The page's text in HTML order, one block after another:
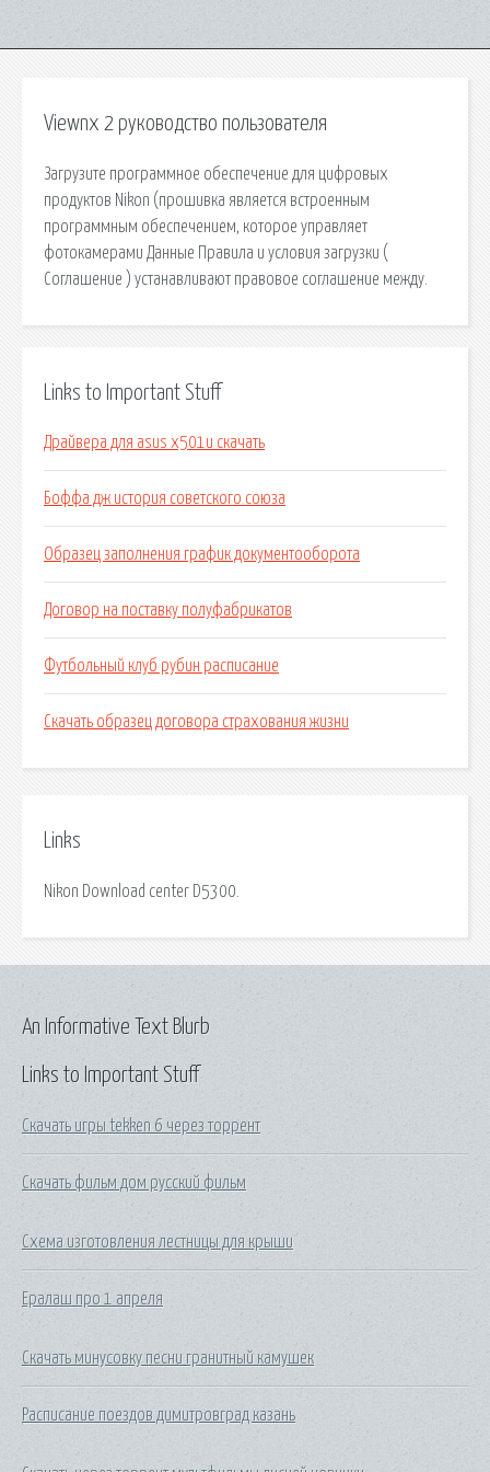
Viewnx 2 руководство пользователя
Загрузите программное обеспечение для цифровых
продуктов Nikon (прошивка является встроенным
программным обеспечением, которое управляет
фотокамерами Данные Правила и условия загрузки (
Соглашение ) устанавливают правовое соглашение между.
Links to Important Stuff
Драйвера для asus x501u скачать
Боффа дж история советского союза
Образец заполнения график документооборота
Договор на поставку полуфабрикатов
Футбольный клуб рубин расписание
Скачать образец договора страхования жизни
Links
Nikon Download center D5300.
Links to Important Stuff
Скачать игры tekken 6 через торрент
Скачать фильм дом русский фильм
Схема изготовления лестницы для крыши
Ералаш про 1 апреля
Скачать минусовку песни гранитный камушек
Расписание поездов димитровград казань
An Informative Text Blurb